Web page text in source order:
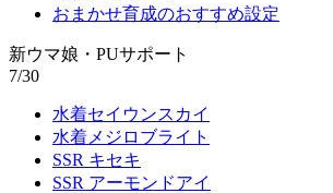
おまかせ育成のおすすめ設定
新ウマ娘・PUサポート
7/30
水着セイウンスカイ
水着メジロブライト
SSR キセキ
SSR アーモンドアイ